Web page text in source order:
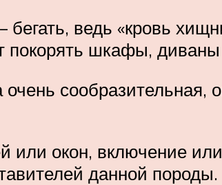
ведь «кровь
покорять шкафы,
очень сообразительная,
или окон, включение
данной породы.